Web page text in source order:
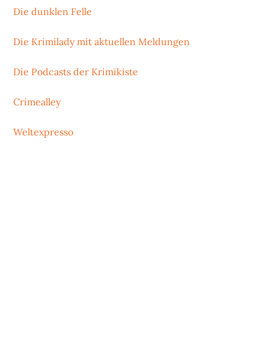
Die dunklen Felle
Die Krimilady mit aktuellen Meldungen
Die Podcasts der Krimikiste
Crimealley
Weltexpresso